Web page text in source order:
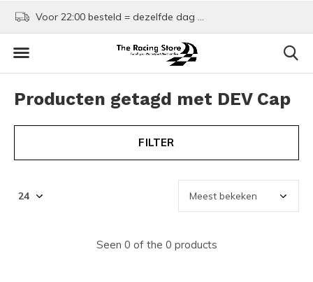
Voor 22:00 besteld = dezelfde dag verzonden!
Producten getagd met DEV Cap
FILTER
Seen 0 of the 0 products